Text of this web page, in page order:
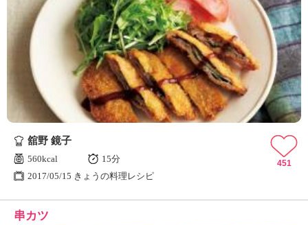
舘野 鏡子
560kcal
15分
2017/05/15 きょうの料理レシピ
451
串カツ